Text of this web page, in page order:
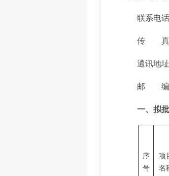
联系电话
传 真：
通讯地址
邮 编：
一、拟
序
号
项
名